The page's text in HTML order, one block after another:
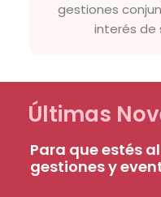
gestiones
interés de
Últimas
Para que estés
gestiones y